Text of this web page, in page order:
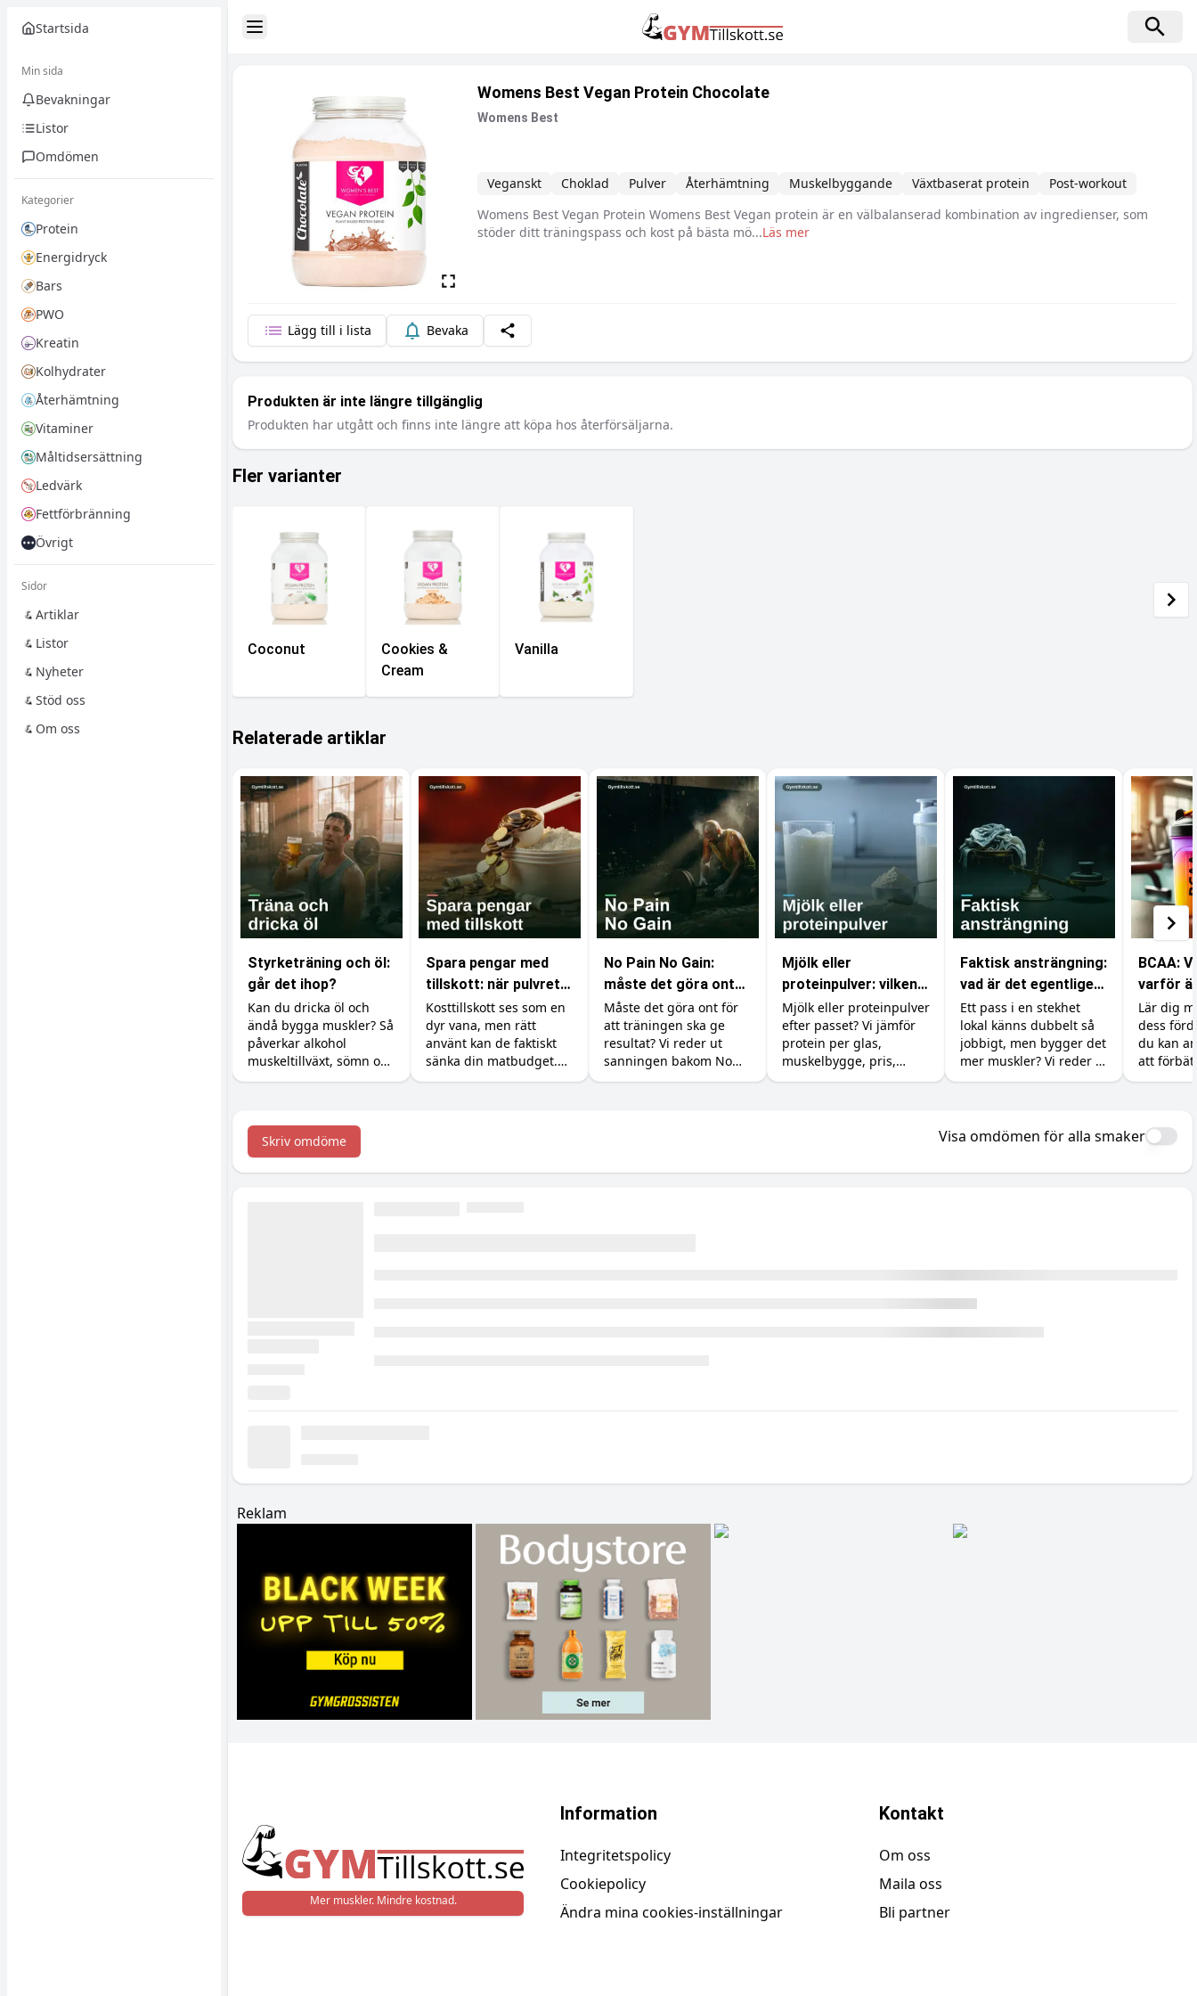
Startsida
Min sida
Bevakningar
Listor
Omdömen
Kategorier
Protein
Energidryck
Bars
PWO
Kreatin
Kolhydrater
Återhämtning
Vitaminer
Måltidsersättning
Ledvärk
Fettförbränning
Övrigt
Sidor
Artiklar
Listor
Nyheter
Stöd oss
Om oss
Toggle Sidebar
Womens Best Vegan Protein Chocolate
Womens Best
Veganskt Choklad Pulver Återhämtning Muskelbyggande Växtbaserat protein
Post-workout
Beskrivning
Womens Best Vegan Protein Womens Best Vegan protein är en välbalanserad kombination av ingredienser, som
stöder ditt träningspass och kost på bästa mö...Läs mer
Lägg till i lista Bevaka Dela
Produkten är inte längre tillgänglig
Produkten har utgått och finns inte längre att köpa hos återförsäljarna.
Fler varianter
Coconut
Cookies &
Cream
Vanilla
Relaterade artiklar
Styrketräning och öl:
går det ihop?
Kan du dricka öl och
ändå bygga muskler? Så
påverkar alkohol
muskeltillväxt, sömn och
återhämtning, och så
Spara pengar med
tillskott: när pulvret
är billigare än maten
Kosttillskott ses som en
dyr vana, men rätt
använt kan de faktiskt
sänka din matbudget.
Så ersätter du dyra
No Pain No Gain:
måste det göra ont
för att bygga
muskler?
Måste det göra ont för
att träningen ska ge
resultat? Vi reder ut
sanningen bakom No
Pain No Gain, vad
Mjölk eller
proteinpulver: vilken
proteinkälla ska du
välja?
Mjölk eller proteinpulver
efter passet? Vi jämför
protein per glas,
muskelbygge, pris,
kalorier och magen, så
Faktisk ansträngning:
vad är det egentligen
som räknas i
gymmet?
Ett pass i en stekhet
lokal känns dubbelt så
jobbigt, men bygger det
mer muskler? Vi reder ut
skillnaden mellan att
kroppen en signal att
BCAA:
varför
din
Lär dig
dess
du kan
att
och
Skriv omdöme Visa omdömen för alla smaker
Reklam
Mer muskler. Mindre kostnad.
Information
Integritetspolicy
Cookiepolicy
Ändra mina cookies-inställningar
Kontakt
Om oss
Maila oss
Bli partner